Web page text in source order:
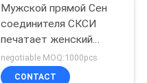
Мужской прямой Сен
соединителя СКСИ
печатает женский
разъем на стыке ПА9Т
ИО
negotiable MOQ:1000pcs
CONTACT